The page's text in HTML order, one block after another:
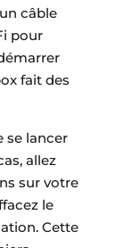
câble
pour
fait des
se lancer
allez
sur votre
le
Cette